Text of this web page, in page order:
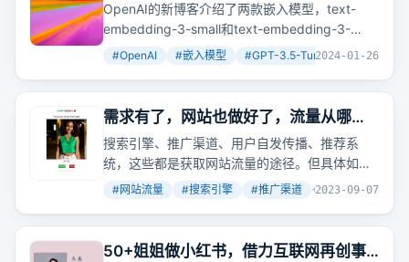
OpenAI的新博客介绍了两款嵌入模型，text-
embedding-3-small和text-embedding-3-
large，前者体积小效率
高，后者维度 高达
Turbo-0125模型价格降低，性能提升，而GPT-
4-0125-preview模型增强了代码生成能力。此
外，还发布了新的审核模型text-moderation-
007和更新了密钥权限控制。
#OpenAI #嵌入模型 #GPT-3.5-Turbo-0125 +3
2024-01-26
需求有了，网站也做好了，流量从哪
来？
搜索引擎、推广渠道、用户自发传播、推荐系
统，这些都是获取网站流量的途径。但具体如何
操作，才能让流量滚滚而来呢？
#网站流量 #搜索引擎 #推广渠道 +2
2023-09-07
50+姐姐做小红书，借力互联网再创事